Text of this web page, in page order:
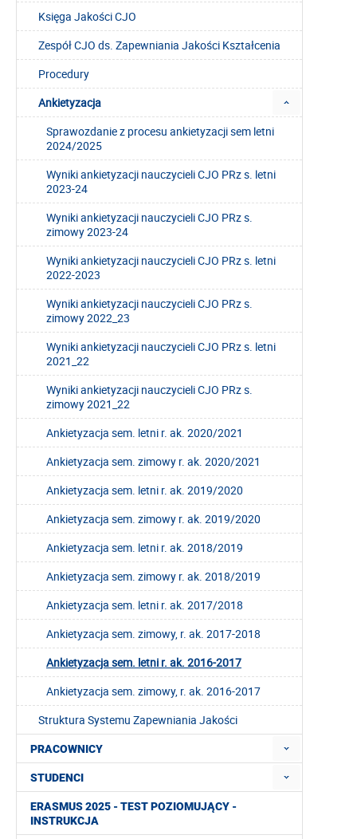
Księga Jakości CJO
Zespół CJO ds. Zapewniania Jakości Kształcenia
Procedury
Ankietyzacja
Sprawozdanie z procesu ankietyzacji sem letni
2024/2025
Wyniki ankietyzacji nauczycieli CJO PRz s. letni
2023-24
Wyniki ankietyzacji nauczycieli CJO PRz s.
zimowy 2023-24
Wyniki ankietyzacji nauczycieli CJO PRz s. letni
2022-2023
Wyniki ankietyzacji nauczycieli CJO PRz s.
zimowy 2022_23
Wyniki ankietyzacji nauczycieli CJO PRz s. letni
2021_22
Wyniki ankietyzacji nauczycieli CJO PRz s.
zimowy 2021_22
Ankietyzacja sem. letni r. ak. 2020/2021
Ankietyzacja sem. zimowy r. ak. 2020/2021
Ankietyzacja sem. letni r. ak. 2019/2020
Ankietyzacja sem. zimowy r. ak. 2019/2020
Ankietyzacja sem. letni r. ak. 2018/2019
Ankietyzacja sem. zimowy r. ak. 2018/2019
Ankietyzacja sem. letni r. ak. 2017/2018
Ankietyzacja sem. zimowy, r. ak. 2017-2018
Ankietyzacja sem. letni r. ak. 2016-2017
Ankietyzacja sem. zimowy, r. ak. 2016-2017
Struktura Systemu Zapewniania Jakości
PRACOWNICY
STUDENCI
ERASMUS 2025 - TEST POZIOMUJĄCY -
INSTRUKCJA